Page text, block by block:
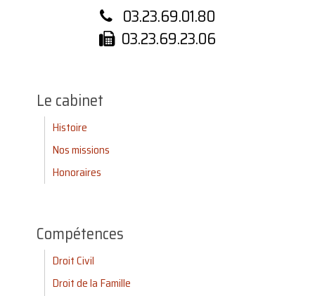
03.23.69.01.80
03.23.69.23.06
Le cabinet
Histoire
Nos missions
Honoraires
Compétences
Droit Civil
Droit de la Famille